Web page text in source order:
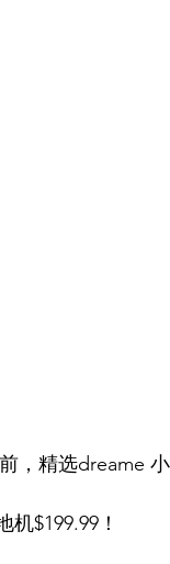
，精选dreame
$199.99！